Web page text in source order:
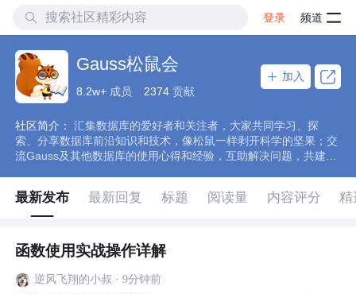
登录 频道
Gauss松鼠会
8.2w+ 成员 2374 贡献
加入
社区简介：
汇集数据库的爱好者和关注者，大家共同学习、探
索、分享数据库前沿知识和技术，像松鼠一样剥开科学的坚果；交
流Gauss及其他数据库的使用心得和经验，互助解决问题，共建数
最新发布 最新回复 标题 阅读量 内容评分 精
函数使用实战操作详解
逆风飞翔的小叔 · 9分钟前